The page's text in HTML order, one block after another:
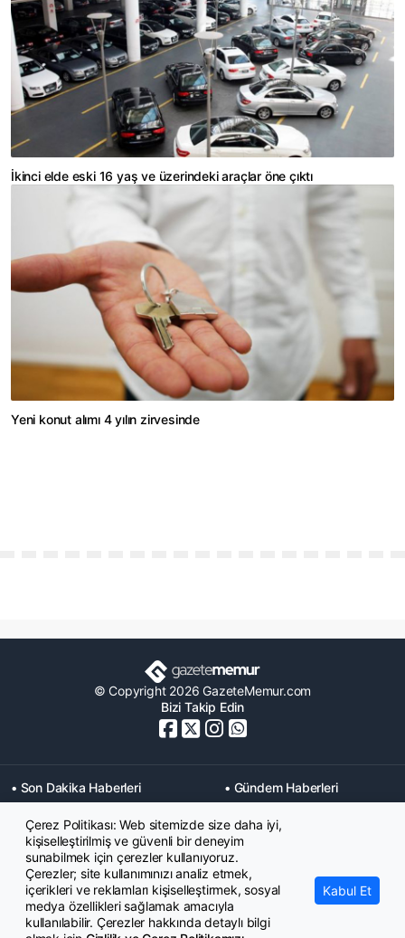
İkinci elde eski 16 yaş ve üzerindeki araçlar öne çıktı
Yeni konut alımı 4 yılın zirvesinde
© Copyright 2026 GazeteMemur.com
Bizi Takip Edin
• Son Dakika Haberleri
• Gündem Haberleri
• Memurlar Haberleri
• KPSS Haberleri
• Ekonomi Haberleri
• Eğitim Haberleri
• Yaşam Haberleri
• Maaş Verileri Haberleri
• Mahkeme Kararları
Haberleri
Çerez Politikası: Web sitemizde size daha iyi,
kişiselleştirilmiş ve güvenli bir deneyim
sunabilmek için çerezler kullanıyoruz.
Çerezler; site kullanımınızı analiz etmek,
içerikleri ve reklamları kişiselleştirmek, sosyal
medya özellikleri sağlamak amacıyla
kullanılabilir. Çerezler hakkında detaylı bilgi
Kabul Et